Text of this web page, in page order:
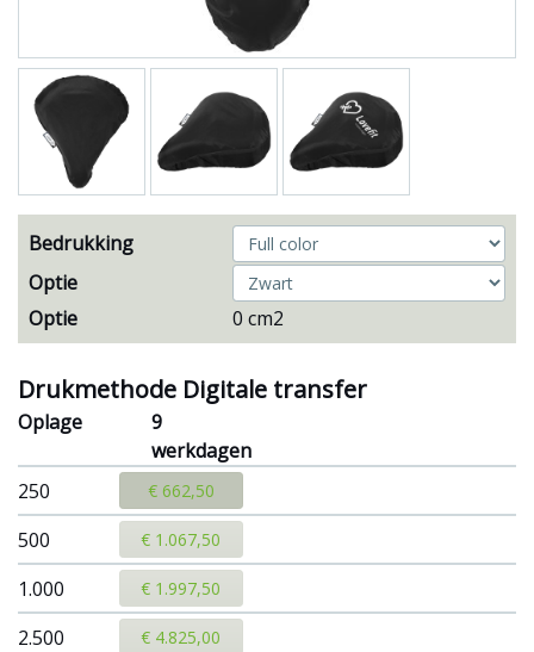
Bedrukking
Optie
Optie
0 cm2
Drukmethode Digitale transfer
Oplage
9
werkdagen
250
€ 662,50
500 € 1.067,50
1.000 € 1.997,50
2.500 € 4.825,00